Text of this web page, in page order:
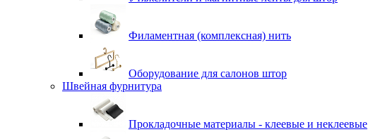
Филаментная (комплексная) нить
Оборудование для салонов штор
Швейная фурнитура
Прокладочные материалы - клеевые и неклеевые